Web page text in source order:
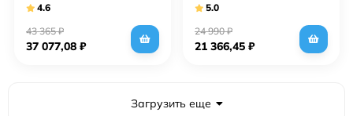
профиль Хром стекло
матовое
4.6
43 365₽
37 077,08 ₽
профиль Хром стекло
прозрачное
5.0
24 990₽
21 366,45 ₽
Загрузить еще